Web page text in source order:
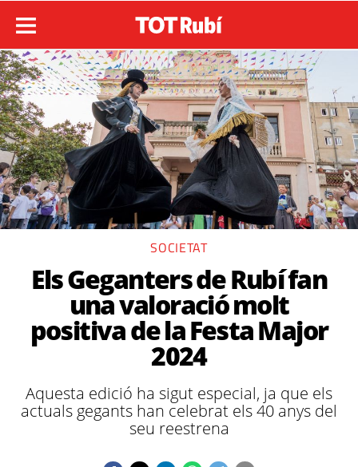
SOCIETAT
Els Geganters de Rubí fan
una valoració molt
positiva de la Festa Major
2024
Aquesta edició ha sigut especial, ja que els
actuals gegants han celebrat els 40 anys del
seu reestrena